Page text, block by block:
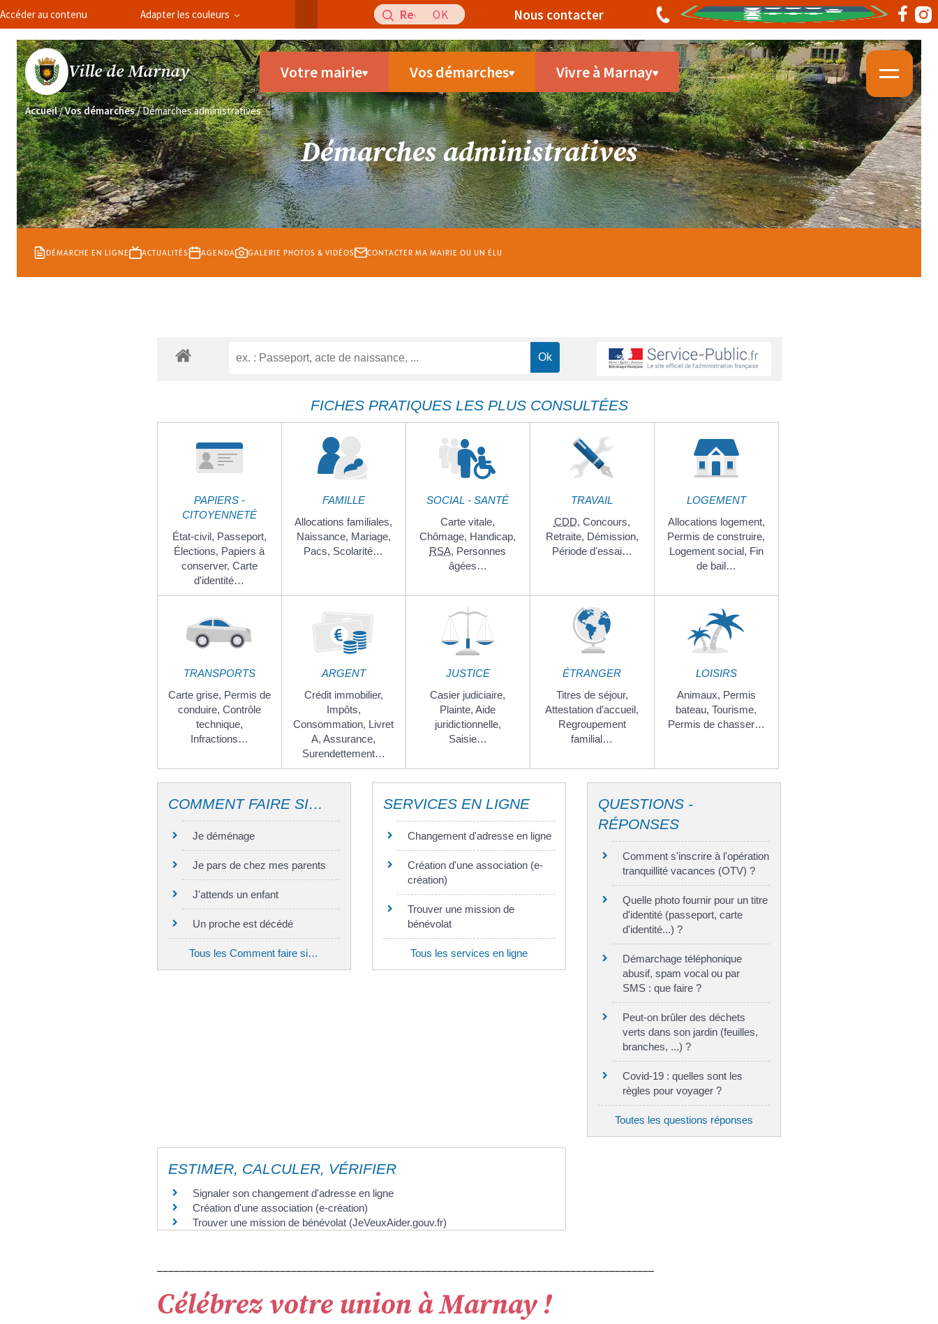
Accéder au contenu Adapter les couleurs
Recherche
pour
:
Nous contacter
Ville de Marnay Votre mairie Vos démarches Vivre à Marnay
Accueil/Vos démarches/Démarches administratives
Démarches administratives
DÉMARCHE EN LIGNE ACTUALITÉS AGENDA GALERIE PHOTOS & VIDÉOS CONTACTER MA MAIRIE OU UN ÉLU
FICHES PRATIQUES LES PLUS CONSULTÉES
PAPIERS -
CITOYENNETÉ
État-civil, Passeport,
Élections, Papiers à
conserver, Carte
d'identité…
FAMILLE
Allocations familiales,
Naissance, Mariage,
Pacs, Scolarité…
SOCIAL - SANTÉ
Carte vitale,
Chômage, Handicap,
RSA, Personnes
âgées…
TRAVAIL
CDD, Concours,
Retraite, Démission,
Période d'essai…
LOGEMENT
Allocations logement,
Permis de construire,
Logement social, Fin
de bail…
TRANSPORTS
Carte grise, Permis de
conduire, Contrôle
technique,
Infractions…
ARGENT
Crédit immobilier,
Impôts,
Consommation, Livret
A, Assurance,
Surendettement…
JUSTICE
Casier judiciaire,
Plainte, Aide
juridictionnelle,
Saisie…
ÉTRANGER
Titres de séjour,
Attestation d’accueil,
Regroupement
familial…
LOISIRS
Animaux, Permis
bateau, Tourisme,
Permis de chasser…
COMMENT FAIRE SI…
Je déménage
Je pars de chez mes parents
J'attends un enfant
Un proche est décédé
Tous les Comment faire si…
SERVICES EN LIGNE
Changement d'adresse en ligne
Création d'une association (e-
création)
Trouver une mission de
bénévolat
Tous les services en ligne
QUESTIONS -
RÉPONSES
Comment s'inscrire à l'opération
tranquillité vacances (OTV) ?
Quelle photo fournir pour un titre
d'identité (passeport, carte
d'identité...) ?
Démarchage téléphonique
abusif, spam vocal ou par
SMS : que faire ?
Peut-on brûler des déchets
verts dans son jardin (feuilles,
branches, ...) ?
Covid-19 : quelles sont les
règles pour voyager ?
Toutes les questions réponses
ESTIMER, CALCULER, VÉRIFIER
Signaler son changement d'adresse en ligne
Création d'une association (e-création)
Trouver une mission de bénévolat (JeVeuxAider.gouv.fr)
Célébrez votre union à Marnay !
Panneau de gestion des cookies